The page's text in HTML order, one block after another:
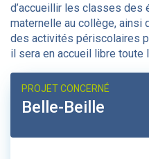
d’accueillir les classes des
maternelle au collège, ainsi
des activités périscolaires
il sera en accueil libre toute
PROJET CONCERNÉ
Belle-Beille